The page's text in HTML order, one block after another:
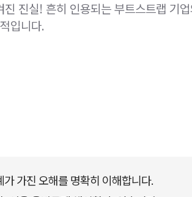
진실! 흔히 인용되는 부트스트랩 기업
입니다.
가진 오해를 명확히 이해합니다.